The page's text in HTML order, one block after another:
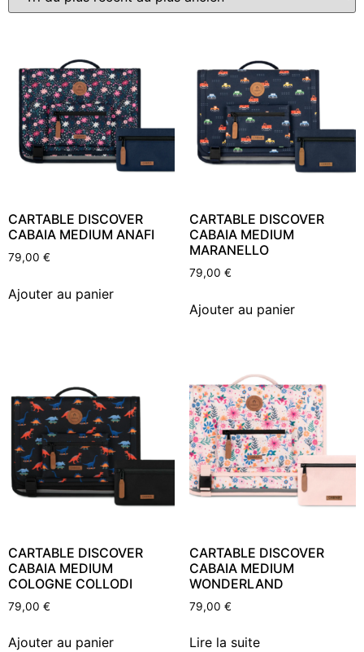
CARTABLE DISCOVER
CABAIA MEDIUM ANAFI
79,00 €
Ajouter au panier
CARTABLE DISCOVER
CABAIA MEDIUM
MARANELLO
79,00 €
Ajouter au panier
CARTABLE DISCOVER
CABAIA MEDIUM
COLOGNE COLLODI
79,00 €
Ajouter au panier
CARTABLE DISCOVER
CABAIA MEDIUM
WONDERLAND
79,00 €
Lire la suite